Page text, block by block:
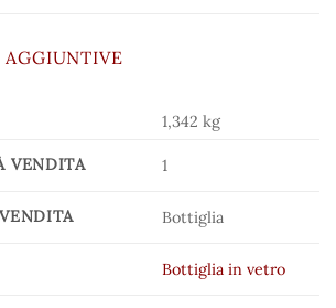
1,342 kg
VENDITA 1
Bottiglia
Bottiglia in vetro